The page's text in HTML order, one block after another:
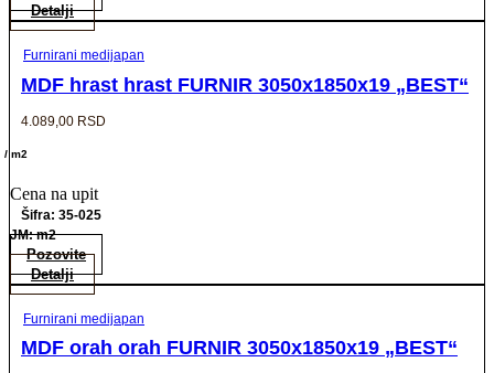
Detalji
Furnirani medijapan
MDF hrast hrast FURNIR 3050x1850x19 „BEST“
4.089,00 RSD
/ m2
Cena na upit
Šifra: 35-025
JM: m2
Pozovite
Detalji
Furnirani medijapan
MDF orah orah FURNIR 3050x1850x19 „BEST“